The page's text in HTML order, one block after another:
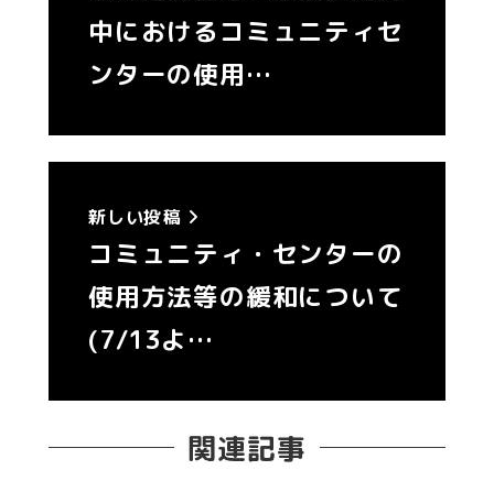
中におけるコミュニティセ
ンターの使用…
新しい投稿
コミュニティ・センターの
使用方法等の緩和について
(7/13よ…
関連記事